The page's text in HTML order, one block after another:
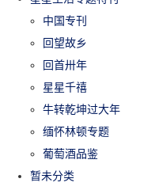
中国专刊
回望故乡
回首卅年
星星千禧
牛转乾坤过大年
缅怀林顿专题
葡萄酒品鉴
暂未分类